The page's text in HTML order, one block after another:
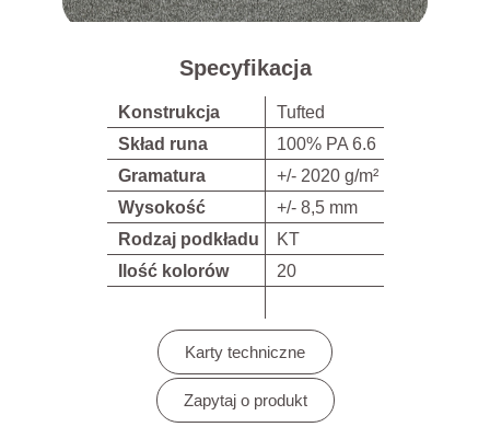
Specyfikacja
Konstrukcja
Tufted
Skład runa
100% PA 6.6
Gramatura
+/- 2020 g/m²
Wysokość
+/- 8,5 mm
Rodzaj podkładu
KT
Ilość kolorów
20
Karty techniczne
Zapytaj o produkt